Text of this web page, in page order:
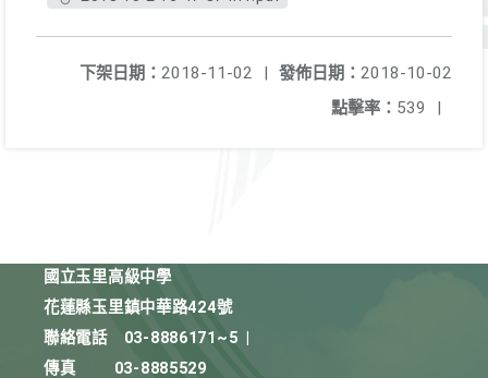
發佈日期： 2018-10-02
下架日期： 2018-11-02
|
點擊率： 539 |
國立玉里高級中學
花蓮縣玉里鎮中華路424號
聯絡電話
03-8886171~5
傳真
03-8885529